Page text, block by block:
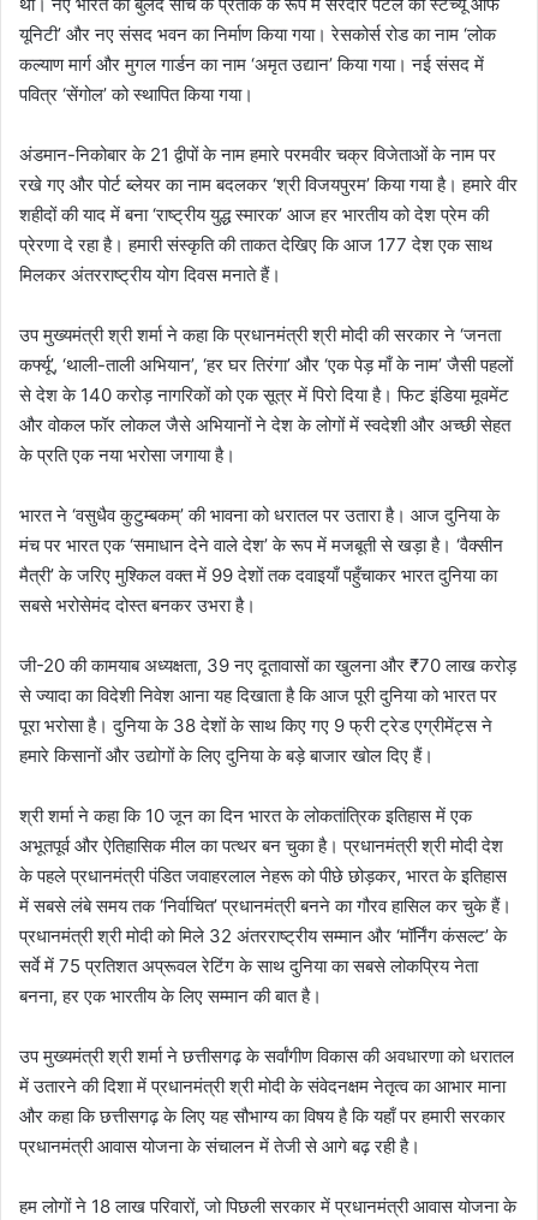
था। नए भारत की बुलंद सोच के प्रतीक के रूप में सरदार पटेल की स्टैच्यू ऑफ
यूनिटी’ और नए संसद भवन का निर्माण किया गया। रेसकोर्स रोड का नाम ‘लोक
कल्याण मार्ग और मुगल गार्डन का नाम ‘अमृत उद्यान’ किया गया। नई संसद में
पवित्र ‘सेंगोल’ को स्थापित किया गया।
अंडमान-निकोबार के 21 द्वीपों के नाम हमारे परमवीर चक्र विजेताओं के नाम पर
रखे गए और पोर्ट ब्लेयर का नाम बदलकर ‘श्री विजयपुरम’ किया गया है। हमारे वीर
शहीदों की याद में बना ‘राष्ट्रीय युद्ध स्मारक’ आज हर भारतीय को देश प्रेम की
प्रेरणा दे रहा है। हमारी संस्कृति की ताकत देखिए कि आज 177 देश एक साथ
मिलकर अंतरराष्ट्रीय योग दिवस मनाते हैं।
उप मुख्यमंत्री श्री शर्मा ने कहा कि प्रधानमंत्री श्री मोदी की सरकार ने ‘जनता
कर्फ्यू’, ‘थाली-ताली अभियान’, ‘हर घर तिरंगा’ और ‘एक पेड़ माँ के नाम’ जैसी पहलों
से देश के 140 करोड़ नागरिकों को एक सूत्र में पिरो दिया है। फिट इंडिया मूवमेंट
और वोकल फॉर लोकल जैसे अभियानों ने देश के लोगों में स्वदेशी और अच्छी सेहत
के प्रति एक नया भरोसा जगाया है।
भारत ने ‘वसुधैव कुटुम्बकम्’ की भावना को धरातल पर उतारा है। आज दुनिया के
मंच पर भारत एक ‘समाधान देने वाले देश’ के रूप में मजबूती से खड़ा है। ‘वैक्सीन
मैत्री’ के जरिए मुश्किल वक्त में 99 देशों तक दवाइयाँ पहुँचाकर भारत दुनिया का
सबसे भरोसेमंद दोस्त बनकर उभरा है।
जी-20 की कामयाब अध्यक्षता, 39 नए दूतावासों का खुलना और ₹70 लाख करोड़
से ज्यादा का विदेशी निवेश आना यह दिखाता है कि आज पूरी दुनिया को भारत पर
पूरा भरोसा है। दुनिया के 38 देशों के साथ किए गए 9 फ्री ट्रेड एग्रीमेंट्स ने
हमारे किसानों और उद्योगों के लिए दुनिया के बड़े बाजार खोल दिए हैं।
श्री शर्मा ने कहा कि 10 जून का दिन भारत के लोकतांत्रिक इतिहास में एक
अभूतपूर्व और ऐतिहासिक मील का पत्थर बन चुका है। प्रधानमंत्री श्री मोदी देश
के पहले प्रधानमंत्री पंडित जवाहरलाल नेहरू को पीछे छोड़कर, भारत के इतिहास
में सबसे लंबे समय तक ‘निर्वाचित’ प्रधानमंत्री बनने का गौरव हासिल कर चुके हैं।
प्रधानमंत्री श्री मोदी को मिले 32 अंतरराष्ट्रीय सम्मान और ‘मॉर्निंग कंसल्ट’ के
सर्वे में 75 प्रतिशत अप्रूवल रेटिंग के साथ दुनिया का सबसे लोकप्रिय नेता
बनना, हर एक भारतीय के लिए सम्मान की बात है।
उप मुख्यमंत्री श्री शर्मा ने छत्तीसगढ़ के सर्वांगीण विकास की अवधारणा को धरातल
में उतारने की दिशा में प्रधानमंत्री श्री मोदी के संवेदनक्षम नेतृत्व का आभार माना
और कहा कि छत्तीसगढ़ के लिए यह सौभाग्य का विषय है कि यहाँ पर हमारी सरकार
प्रधानमंत्री आवास योजना के संचालन में तेजी से आगे बढ़ रही है।
हम लोगों ने 18 लाख परिवारों, जो पिछली सरकार में प्रधानमंत्री आवास योजना के